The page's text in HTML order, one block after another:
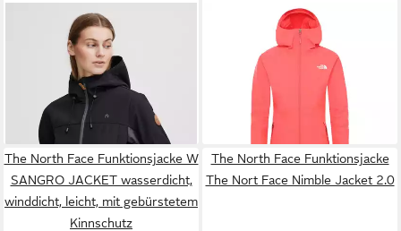
NORTH BENDSoftshelljacke
NBRya W W-PRO 8.000 mit
wasserdichter Beschichtung
ab 35,99 € UVP109,99 €
THE NORTH FACE
Outdoorjacke The North Face
Damen Outdoorjacke
Hikesteller Parka Shell Jacket
127,21 € 170,00 €
The North Face Funktionsjacke W
SANGRO JACKET wasserdicht,
winddicht, leicht, mit gebürstetem
Kinnschutz
The North Face Funktionsjacke
The Nort Face Nimble Jacket 2.0